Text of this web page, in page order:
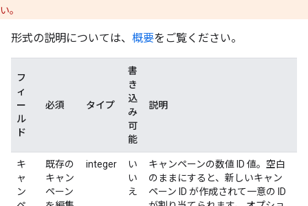
い。
形式の説明については、 概要をご覧ください。
フ
ィ
ー
ル
ド
必須 タイプ
書
き
込
み
可
能
説明
キ
ャ
ン
既存の
キャン
ペーン
integer
い
い
え
キャンペーンの数値 ID 値。空白
のままにすると、新しいキャン
ペーン ID が作成されて一意の ID